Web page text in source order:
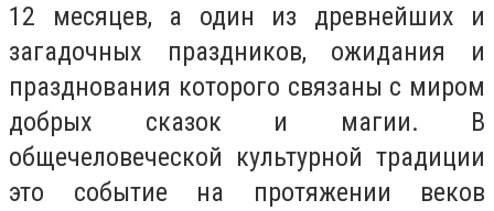
12 месяцев, а один из древнейших и
загадочных праздников, ожидания и
празднования которого связаны с миром
добрых сказок и магии. В
общечеловеческой культурной традиции
это событие на протяжении веков